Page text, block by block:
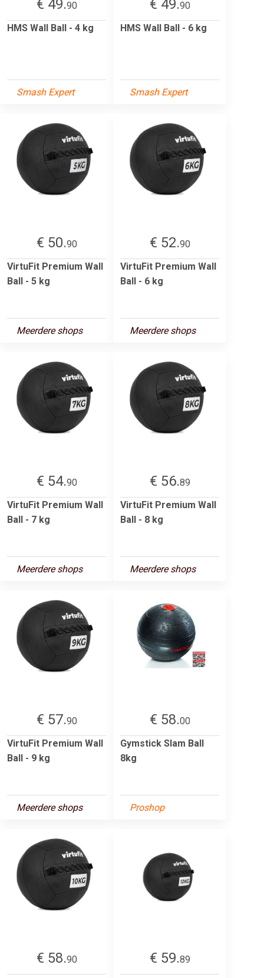
€ 49.90
HMS Wall Ball - 4 kg
Smash Expert
€ 49.90
HMS Wall Ball - 6 kg
Smash Expert
€ 50.90
VirtuFit Premium Wall
Ball - 5 kg
Meerdere shops
€ 52.90
VirtuFit Premium Wall
Ball - 6 kg
Meerdere shops
€ 54.90
VirtuFit Premium Wall
Ball - 7 kg
Meerdere shops
€ 56.89
VirtuFit Premium Wall
Ball - 8 kg
Meerdere shops
€ 57.90
VirtuFit Premium Wall
Ball - 9 kg
Meerdere shops
€ 58.00
Gymstick Slam Ball
8kg
Proshop
€ 58.90
€ 59.89